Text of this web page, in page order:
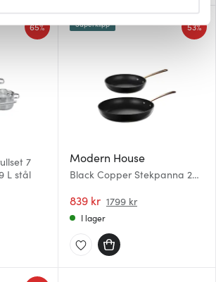
för att innehållet och annonserna
analysera vår trafik och göra
Du bestämmer själv vilka cookies
dig av.
7
L stål
65%
Modern House
Black Copper Stekpanna 2
839 kr 1799 kr
53%
Superklipp
I lager